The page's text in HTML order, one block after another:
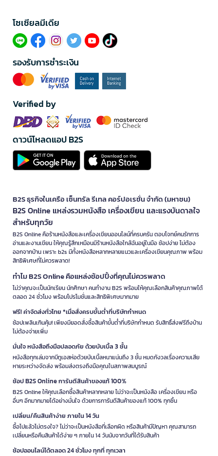
โซเซียลมีเดีย​
รองรับการชำระเงิน
Verified by
ดาวน์โหลดแอป B2S
B2S ธุรกิจในเครือ เซ็นทรัล รีเทล คอร์ปอเรชั่น จำกัด (มหาชน)
B2S Online แหล่งรวมหนังสือ เครื่องเขียน และแรงบันดาลใจ
สำหรับทุกวัย
B2S Online คือร้านหนังสือและเครื่องเขียนออนไลน์ที่ครบครัน ตอบโจทย์คนรักการ
อ่านและงานเขียน ให้คุณรู้สึกเหมือนมีร้านหนังสือใกล้ฉันอยู่ในมือ ช้อปง่าย ไม่ต้อง
ออกจากบ้าน เพราะ b2s มีทั้งหนังสือหลากหลายแนวและเครื่องเขียนคุณภาพ พร้อม
สิทธิพิเศษที่ไม่ควรพลาด!
ทำไม B2S Online คือแหล่งช้อปปิ้งที่คุณไม่ควรพลาด
ไม่ว่าคุณจะเป็นนักเรียน นักศึกษา คนทำงาน B2S พร้อมให้คุณเลือกสินค้าคุณภาพได้
ตลอด 24 ชั่วโมง พร้อมโปรโมชั่นและสิทธิพิเศษมากมาย
ฟรี! ค่าจัดส่งทั่วไทย *เมื่อสั่งครบขั้นต่ำที่บริษัทกำหนด
ช้อปเพลินเกินคุ้ม! เพียงมียอดสั่งซื้อสินค้าขั้นต่ำที่บริษัทกำหนด รับสิทธิ์ส่งฟรีถึงบ้าน
ไม่ต้องจ่ายเพิ่ม
มั่นใจ หนังสือถึงมือปลอดภัย ด้วยบับเบิ้ล 3 ชั้น
หนังสือทุกเล่มจากบีทูเอสห่อด้วยบับเบิ้ลหนาแน่นถึง 3 ชั้น หมดกังวลเรื่องความเสีย
หายระหว่างจัดส่ง พร้อมส่งตรงถึงมือคุณในสภาพสมบูรณ์
ช้อป B2S Online การันตีสินค้าของแท้ 100%
B2S Online ให้คุณเลือกซื้อสินค้าหลากหลาย ไม่ว่าจะเป็นหนังสือ เครื่องเขียน หรือ
อื่นๆ อีกมากมายได้อย่างมั่นใจ ด้วยการการันตีสินค้าของแท้ 100% ทุกชิ้น
เปลี่ยน/คืนสินค้าง่าย ภายใน 14 วัน
ซื้อไปแล้วไม่ตรงใจ? ไม่ว่าจะเป็นหนังสือที่เลือกผิด หรือสินค้ามีปัญหา คุณสามารถ
เปลี่ยนหรือคืนสินค้าได้ง่าย ๆ ภายใน 14 วันนับจากวันที่ได้รับสินค้า
ช้อปออนไลน์ได้ตลอด 24 ชั่วโมง ทุกที่ ทุกเวลา